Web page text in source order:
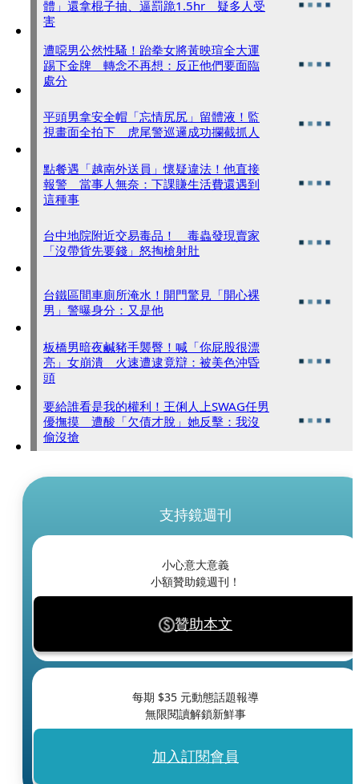
體」還拿棍子抽、逼罰跪1.5hr 疑多人受
害
遭噁男公然性騷！跆拳女將黃映瑄全大運
踢下金牌 轉念不再想：反正他們要面臨
處分
平頭男拿安全帽「忘情尻尻」留體液！監
視畫面全拍下 虎尾警巡邏成功攔截抓人
點餐遇「越南外送員」懷疑違法！他直接
報警 當事人無奈：下課賺生活費還遇到
這種事
台中地院附近交易毒品！ 毒蟲發現賣家
「沒帶貨先要錢」怒掏槍射肚
台鐵區間車廁所淹水！開門驚見「開心裸
男」警曝身分：又是他
板橋男暗夜鹹豬手襲臀！喊「你屁股很漂
亮」女崩潰 火速遭逮竟辯：被美色沖昏
頭
要給誰看是我的權利！王俐人上SWAG任男
優撫摸 遭酸「欠債才脫」她反擊：我沒
偷沒搶
支持鏡週刊
小心意大意義
小額贊助鏡週刊！
贊助本文
每期 $35 元動態話題報導
無限閱讀解鎖新鮮事
加入訂閱會員